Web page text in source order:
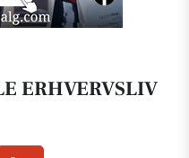
ERHVERVSLIV